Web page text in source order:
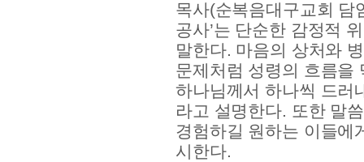
목사(순복음대구교회 담
공사’는 단순한 감정적
말한다. 마음의 상처와
문제처럼 성령의 흐름을
하나님께서 하나씩 드러
라고 설명한다. 또한 말
경험하길 원하는 이들에
시한다.